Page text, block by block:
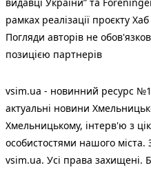
рамках реалізації проєкту
Погляди авторів не
позицією партнерів
vsim.ua - новинний ресурс
актуальні новини
Хмельницькому, інтерв'ю з
особистостями нашого
vsim.ua. Усі права захищені.